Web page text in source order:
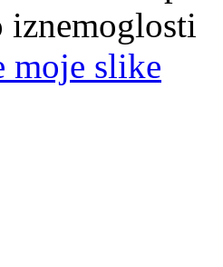
iznemoglosti
moje slike